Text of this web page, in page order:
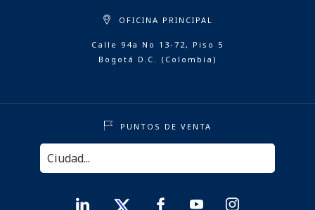
OFICINA PRINCIPAL
Calle 94a No 13-72, Piso 5
Bogotá D.C. (Colombia)
PUNTOS DE VENTA